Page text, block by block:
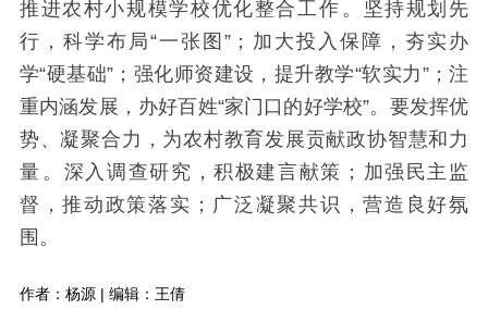
推进农村小规模学校优化整合工作‌。坚持规划先
行，科学布局“一张图”；加大投入保障，夯实办
学“硬基础”；强化师资建设，提升教学“软实力”；注
重内涵发展，办好百姓“家门口的好学校”。要发挥优
势、凝聚合力，为农村教育发展贡献政协智慧和力
量‌。深入调查研究，积极建言献策；加强民主监
督，推动政策落实；广泛凝聚共识，营造良好氛
围。
作者：杨源 | 编辑：王倩